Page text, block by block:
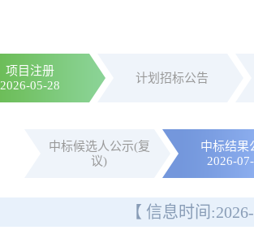
项目注册
2026-05-28
计划招标公告
中标候选人公示(复
议)
中标结果
2026-
【 信息时间: